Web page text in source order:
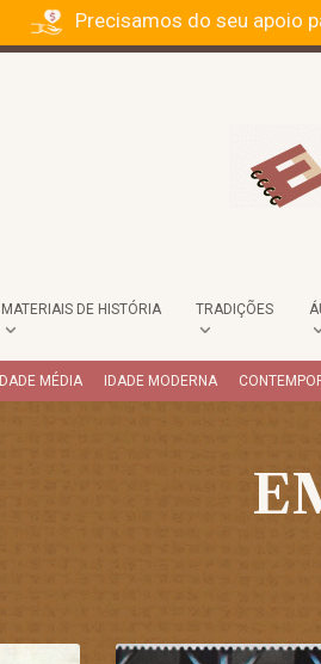
Precisamos do seu apoio
MATERIAIS DE HISTÓRIA TRADIÇÕES
IDADE MÉDIA IDADE MODERNA